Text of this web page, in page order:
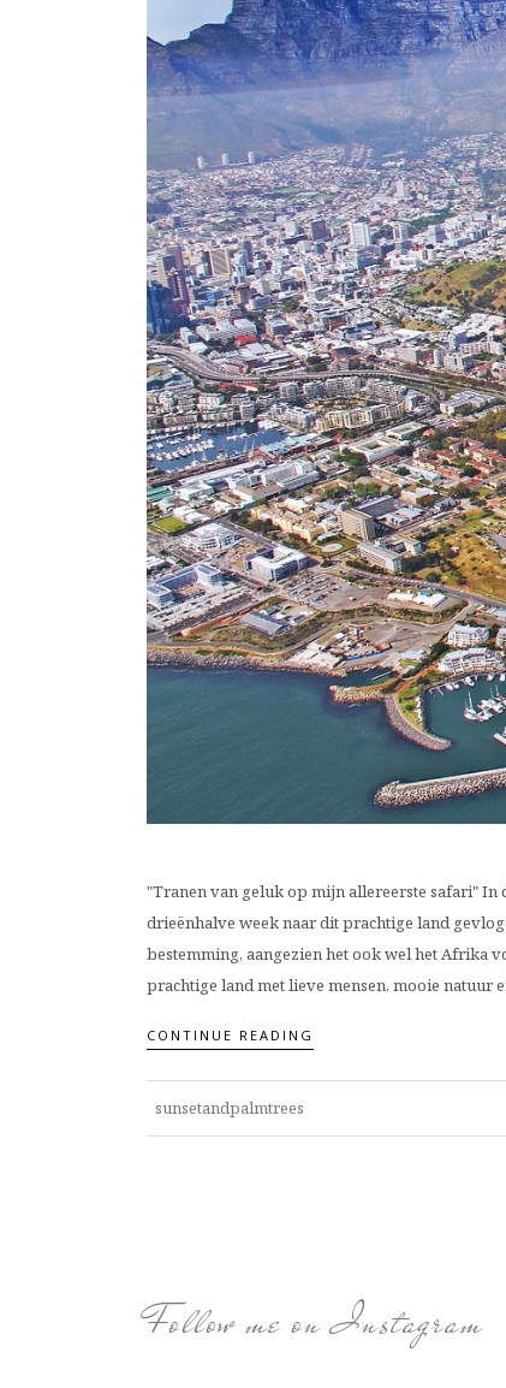
"Tranen van geluk op mijn allereerste safari"
drieënhalve week naar dit prachtige land
bestemming, aangezien het ook wel het Afrika
prachtige land met lieve mensen, mooie natuur
CONTINUE READING
sunsetandpalmtrees
Follow me on Instagram